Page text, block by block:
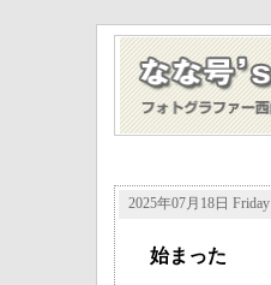
2025年07月18日 Friday
始まった